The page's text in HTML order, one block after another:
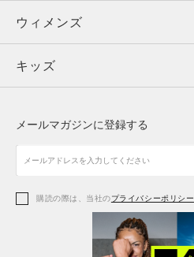
ウィメンズ
キッズ
アクセサリー
トップス
ボトムス
アクセサリー
ウィメンズ
トップス
シューズ
アクセサリー
キッズ
シューズ
メールマガジンに登録する
購読の際は、当社のプライバシーポリシー